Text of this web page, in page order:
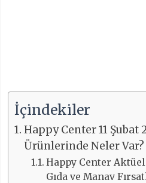
İçindekiler
Happy Center 11 Şubat
Ürünlerinde Neler Var?
Happy Center
Gıda ve Manav